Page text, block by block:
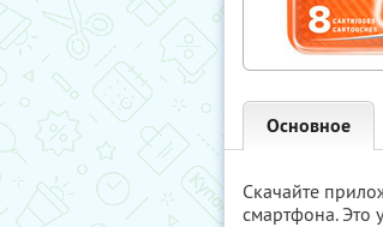
Основное
Скачайте
смартфона. Это